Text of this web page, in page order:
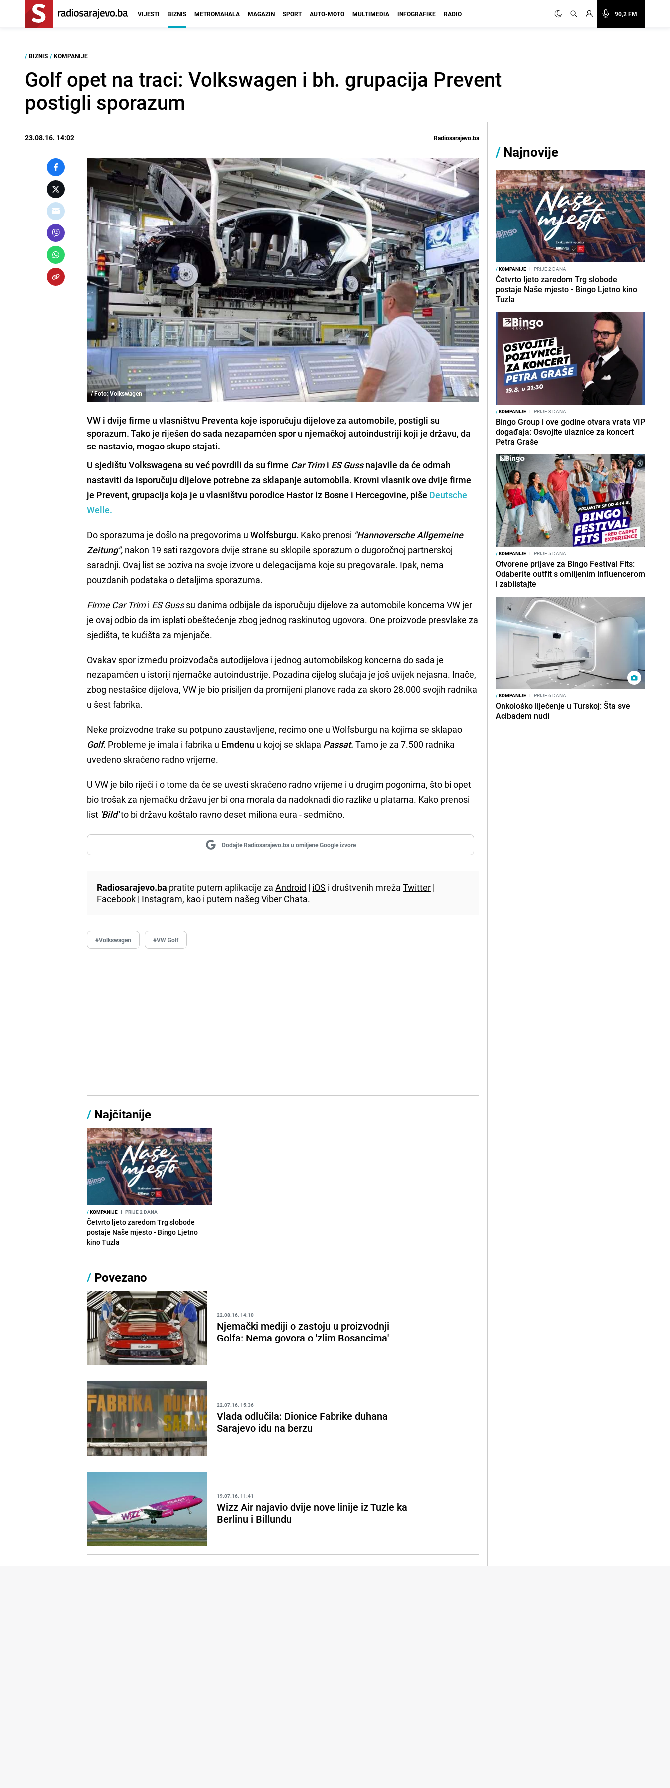
90,2 FM
VIJESTI BIZNIS METROMAHALA MAGAZIN SPORT AUTO-MOTO MULTIMEDIA INFOGRAFIKE RADIO
/ BIZNIS / KOMPANIJE
Golf opet na traci: Volkswagen i bh. grupacija Prevent
postigli sporazum
23.08.16. 14:02 Radiosarajevo.ba
/ Foto: Volkswagen
VW i dvije firme u vlasništvu Preventa koje isporučuju dijelove za automobile, postigli su
sporazum. Tako je riješen do sada nezapamćen spor u njemačkoj autoindustriji koji je državu, da
se nastavio, mogao skupo stajati.
U sjedištuVolkswagena su već povrdili da su firme Car Trimi ES Gussnajavile da će odmah
nastaviti da isporučuju dijelove potrebne za sklapanje automobila. Krovni vlasnik ove dvije firme
je Prevent, grupacija koja je u vlasništvu porodice Hastor iz Bosne i Hercegovine, piše Deutsche
Welle.
Do sporazuma je došlo na pregovorima uWolfsburgu. Kako prenosi "Hannoversche Allgemeine
Zeitung", nakon 19 sati razgovora dvije strane su sklopile sporazum o dugoročnoj partnerskoj
saradnji. Ovaj list se poziva na svoje izvore u delegacijama koje su pregovarale. Ipak, nema
pouzdanih podataka o detaljima sporazuma.
Firme Car Trimi ES Gusssu danima odbijale da isporučuju dijelove za automobile koncerna VW jer
je ovaj odbio da im isplati obeštećenje zbog jednog raskinutog ugovora. One proizvode presvlake za
sjedišta, te kućišta za mjenjače.
Ovakav spor između proizvođača autodijelova i jednog automobilskog koncerna do sada je
nezapamćen u istoriji njemačke autoindustrije. Pozadina cijelog slučaja je još uvijek nejasna. Inače,
zbog nestašice dijelova, VW je bio prisiljen da promijeni planove rada za skoro 28.000 svojih radnika
u šest fabrika.
Neke proizvodne trake su potpuno zaustavljene, recimo one u Wolfsburgu na kojima se sklapao
Golf. Probleme je imala i fabrika u Emdenu u kojoj se sklapa Passat. Tamo je za 7.500 radnika
uvedeno skraćeno radno vrijeme.
U VW je bilo riječi i o tome da će se uvesti skraćeno radno vrijeme i u drugim pogonima, što bi opet
bio trošak za njemačku državu jer bi ona morala da nadoknadi dio razlike u platama. Kako prenosi
list 'Bild'to bi državu koštalo ravno deset miliona eura - sedmično.
Dodajte Radiosarajevo.ba u omiljene Google izvore
Radiosarajevo.ba pratite putem aplikacije zaAndroid | iOS i društvenih mrežaTwitter |
Facebook | Instagram, kao i putem našegViber Chata.
#Volkswagen #VW Golf
/ Najčitanije
/KOMPANIJE I PRIJE 2 DANA
Četvrto ljeto zaredom Trg slobode
postaje Naše mjesto - Bingo Ljetno
kino Tuzla
/ Povezano
22.08.16. 14:10
Njemački mediji o zastoju u proizvodnji
Golfa: Nema govora o 'zlim Bosancima'
22.07.16. 15:36
Vlada odlučila: Dionice Fabrike duhana
Sarajevo idu na berzu
19.07.16. 11:41
Wizz Air najavio dvije nove linije iz Tuzle ka
Berlinu i Billundu
/ Najnovije
/KOMPANIJE I PRIJE 2 DANA
Četvrto ljeto zaredom Trg slobode
postaje Naše mjesto - Bingo Ljetno kino
Tuzla
/KOMPANIJE I PRIJE 3 DANA
Bingo Group i ove godine otvara vrata VIP
događaja: Osvojite ulaznice za koncert
Petra Graše
/KOMPANIJE I PRIJE 5 DANA
Otvorene prijave za Bingo Festival Fits:
Odaberite outfit s omiljenim influencerom
i zablistajte
/KOMPANIJE I PRIJE 6 DANA
Onkološko liječenje u Turskoj: Šta sve
Acibadem nudi